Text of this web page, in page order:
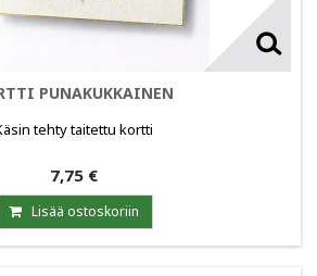
PUNAKUKKAINEN
tehty taitettu kortti
7,75 €
Lisää ostoskoriin